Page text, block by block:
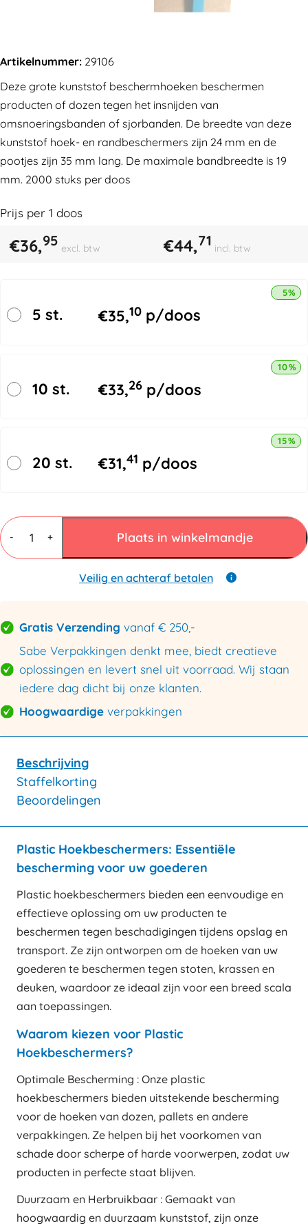
Artikelnummer: 29106
Deze grote kunststof beschermhoeken beschermen
producten of dozen tegen het insnijden van
omsnoeringsbanden of sjorbanden. De breedte van deze
kunststof hoek- en randbeschermers zijn 24 mm en de
pootjes zijn 35 mm lang. De maximale bandbreedte is 19
mm. 2000 stuks per doos
Prijs per 1 doos
€36,95 excl. btw €44,71 incl. btw
5 st. €35,10 p/doos
5%
10 st. €33,26 p/doos
10%
20 st. €31,41 p/doos
15%
-
Plastic
Hoekbeschermers
zwart
35/24mm
+ Plaats in winkelmandje
Veilig en achteraf betalen
Gratis Verzending vanaf € 250,-
Sabe Verpakkingen denkt mee, biedt creatieve
oplossingen en levert snel uit voorraad. Wij staan
iedere dag dicht bij onze klanten.
Hoogwaardige verpakkingen
Beschrijving
Staffelkorting
Beoordelingen
Plastic Hoekbeschermers: Essentiële
bescherming voor uw goederen
Plastic hoekbeschermers bieden een eenvoudige en
effectieve oplossing om uw producten te
beschermen tegen beschadigingen tijdens opslag en
transport. Ze zijn ontworpen om de hoeken van uw
goederen te beschermen tegen stoten, krassen en
deuken, waardoor ze ideaal zijn voor een breed scala
aan toepassingen.
Waarom kiezen voor Plastic
Hoekbeschermers?
Optimale Bescherming : Onze plastic
hoekbeschermers bieden uitstekende bescherming
voor de hoeken van dozen, pallets en andere
verpakkingen. Ze helpen bij het voorkomen van
schade door scherpe of harde voorwerpen, zodat uw
producten in perfecte staat blijven.
Duurzaam en Herbruikbaar : Gemaakt van
hoogwaardig en duurzaam kunststof, zijn onze